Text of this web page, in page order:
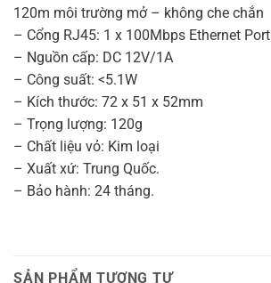
120m môi trường mở – không che chắn
– Cổng RJ45: 1 x 100Mbps Ethernet Port
– Nguồn cấp: DC 12V/1A
– Công suất: <5.1W
– Kích thước: 72 x 51 x 52mm
– Trọng lượng: 120g
– Chất liệu vỏ: Kim loại
– Xuất xứ: Trung Quốc.
– Bảo hành: 24 tháng.
SẢN PHẨM TƯƠNG TỰ